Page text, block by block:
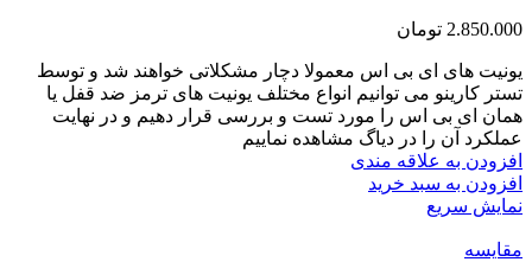
2.850.000 تومان
یونیت های ای بی اس معمولا دچار مشکلاتی خواهند شد و توسط
تستر کارینو می توانیم انواع مختلف یونیت های ترمز ضد قفل یا
همان ای بی اس را مورد تست و بررسی قرار دهیم و در نهایت
عملکرد آن را در دیاگ مشاهده نماییم
افزودن به علاقه مندی
افزودن به سبد خرید
نمایش سریع
مقايسه